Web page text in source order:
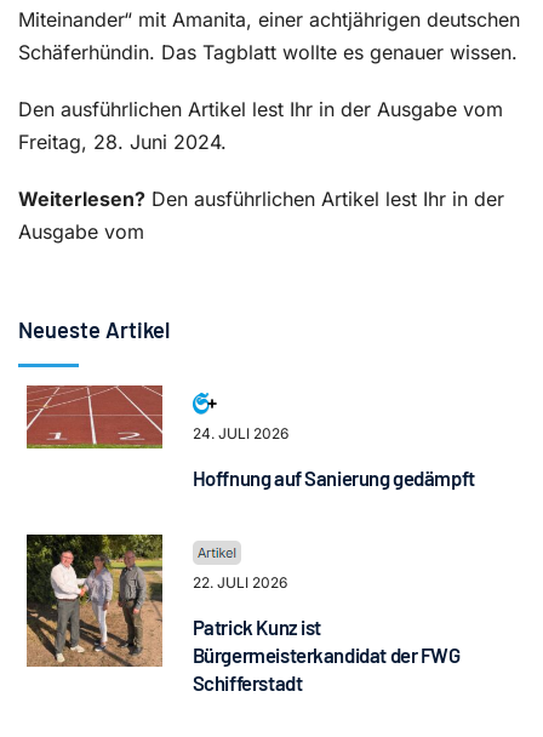
Miteinander“ mit Amanita, einer achtjährigen deutschen
Schäferhündin. Das Tagblatt wollte es genauer wissen.
Den ausführlichen Artikel lest Ihr in der Ausgabe vom
Freitag, 28. Juni 2024.
Weiterlesen? Den ausführlichen Artikel lest Ihr in der
Ausgabe vom
Neueste Artikel
24. JULI 2026
Hoffnung auf Sanierung gedämpft
22. JULI 2026
Patrick Kunz ist
Bürgermeisterkandidat der FWG
Schifferstadt